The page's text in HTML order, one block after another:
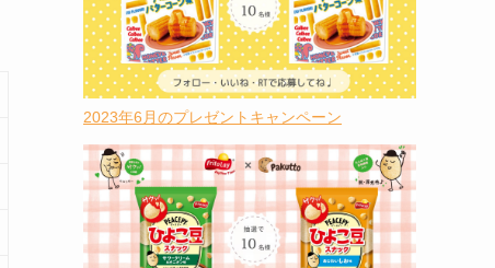
2023年6月のプレゼントキャンペーン